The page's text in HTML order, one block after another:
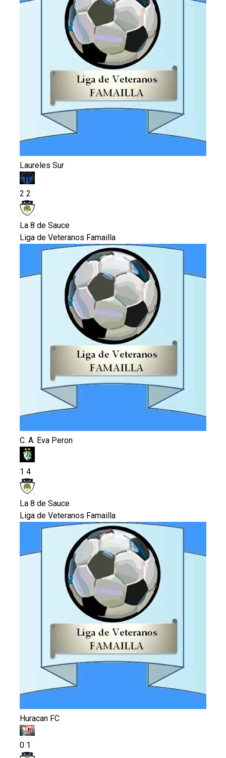
Laureles Sur
2 2
La 8 de Sauce
Liga de Veteranos Famailla
C. A. Eva Peron
1 4
La 8 de Sauce
Liga de Veteranos Famailla
Huracan FC
0 1